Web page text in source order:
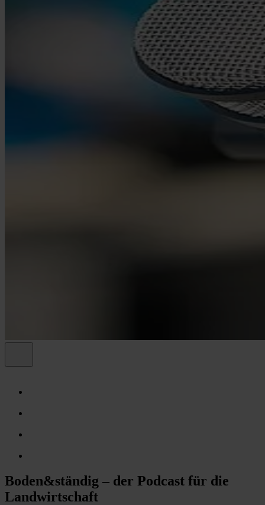
Boden&ständig – der Podcast für die
Landwirtschaft